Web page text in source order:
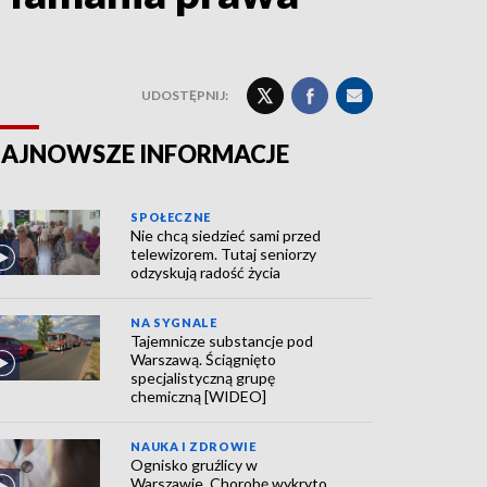
UDOSTĘPNIJ:
INFORMACJE
SPOŁECZNE
Nie chcą siedzieć sami przed
telewizorem. Tutaj seniorzy
odzyskują radość życia
NA SYGNALE
Tajemnicze substancje pod
Warszawą. Ściągnięto
specjalistyczną grupę
chemiczną [WIDEO]
NAUKA I ZDROWIE
Ognisko gruźlicy w
Warszawie. Chorobę wykryto